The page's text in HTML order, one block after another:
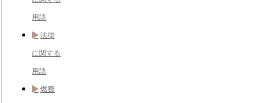
用語
法律
に関する
用語
燃費